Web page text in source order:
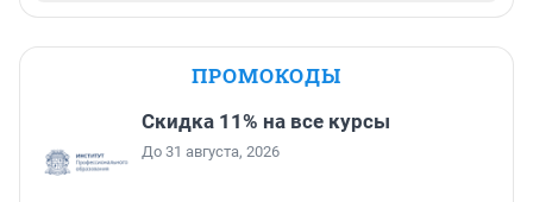
ПРОМОКОДЫ
Скидка 11% на все курсы
До 31 августа, 2026